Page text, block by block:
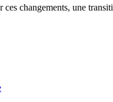
changements, une